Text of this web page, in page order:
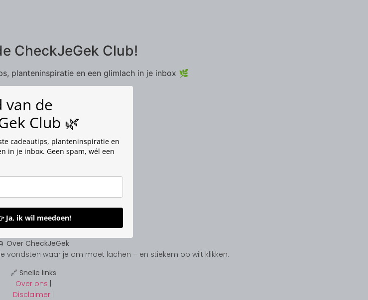
CheckJeGek Club!
planteninspiratie en een glimlach in je inbox 🌿
van de
Club 🌿
cadeautips, planteninspiratie en
in je inbox. Geen spam, wél een
Ja, ik wil meedoen!
Over CheckJeGek
vondsten waar je om moet lachen – en stiekem op wilt klikken.
🔗 Snelle links
Over ons |
Disclaimer |